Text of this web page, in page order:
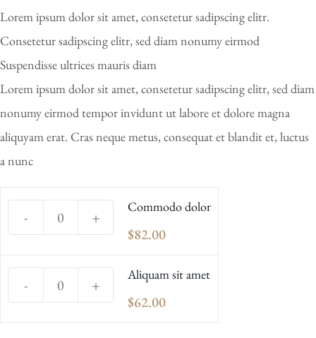
Lorem ipsum dolor sit amet, consetetur sadipscing elitr.
Consetetur sadipscing elitr, sed diam nonumy eirmod
Suspendisse ultrices mauris diam
Lorem ipsum dolor sit amet, consetetur sadipscing elitr, sed diam
nonumy eirmod tempor invidunt ut labore et dolore magna
aliquyam erat. Cras neque metus, consequat et blandit et, luctus
a nunc
- +
Commodo dolor
$82.00
- +
Aliquam sit amet
$62.00